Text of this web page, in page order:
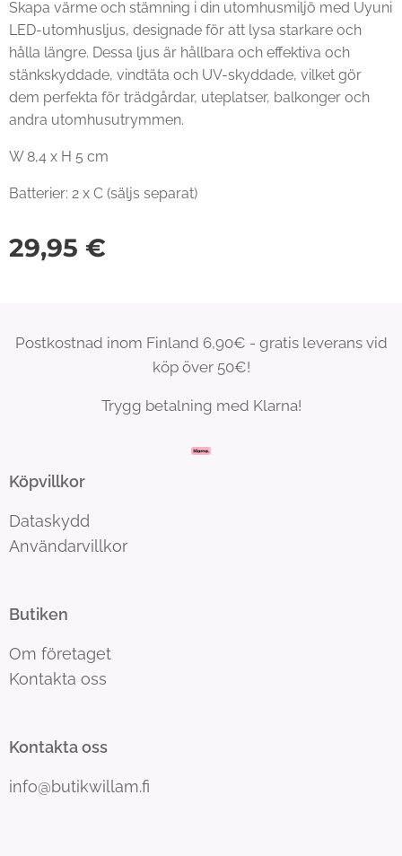
Skapa värme och stämning i din utomhusmiljö med Uyuni
LED-utomhusljus, designade för att lysa starkare och
hålla längre. Dessa ljus är hållbara och effektiva och
stänkskyddade, vindtäta och UV-skyddade, vilket gör
dem perfekta för trädgårdar, uteplatser, balkonger och
andra utomhusutrymmen.
W 8,4 x H 5 cm
Batterier: 2 x C (säljs separat)
29,95 €
Postkostnad inom Finland 6,90€ - gratis leverans vid
köp över 50€!
Trygg betalning med Klarna!
Köpvillkor
Dataskydd
Användarvillkor
Butiken
Om företaget
Kontakta oss
Kontakta oss
info@butikwillam.fi